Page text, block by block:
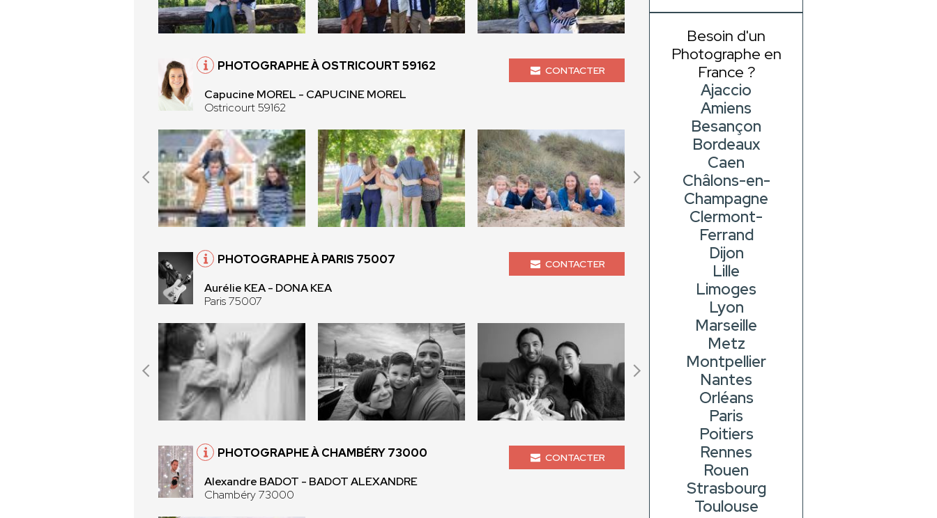
PHOTOGRAPHE À OSTRICOURT 59162
Capucine MOREL - CAPUCINE MOREL
Ostricourt 59162
CONTACTER
PHOTOGRAPHE À PARIS 75007
Aurélie KEA - DONA KEA
Paris 75007
CONTACTER
PHOTOGRAPHE À CHAMBÉRY 73000
Alexandre BADOT - BADOT ALEXANDRE
Chambéry 73000
CONTACTER
Besoin d'un
Photographe en
France ?
Ajaccio
Amiens
Besançon
Bordeaux
Caen
Châlons-en-
Champagne
Clermont-
Ferrand
Dijon
Lille
Limoges
Lyon
Marseille
Metz
Montpellier
Nantes
Orléans
Paris
Poitiers
Rennes
Rouen
Strasbourg
Toulouse